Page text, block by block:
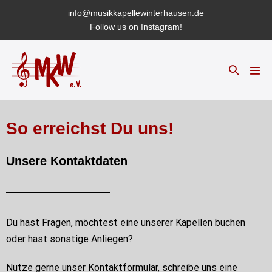
info@musikkapellewinterhausen.de
Follow us on Instagram!
So erreichst Du uns!
Unsere Kontaktdaten
Du hast Fragen, möchtest eine unserer Kapellen buchen
oder hast sonstige Anliegen?
Nutze gerne unser Kontaktformular, schreibe uns eine